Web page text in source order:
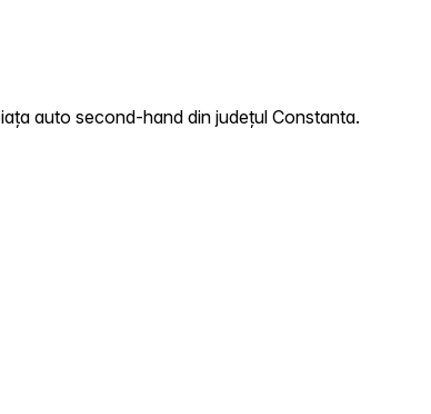
auto second-hand din județul Constanta.